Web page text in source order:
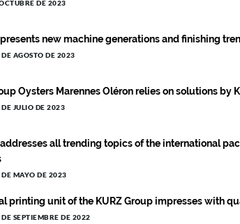
DE 2023
new machine generations and finishing
AGOSTO DE 2023
Oysters Marennes Oléron relies on solutions by
DE JULIO DE 2023
addresses all trending topics of the international
MAYO DE 2023
printing unit of the KURZ Group impresses with
SEPTIEMBRE DE 2022